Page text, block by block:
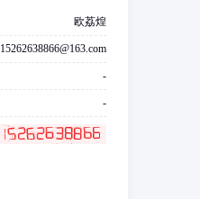
欧荔煌
15262638866@163.com
-
-